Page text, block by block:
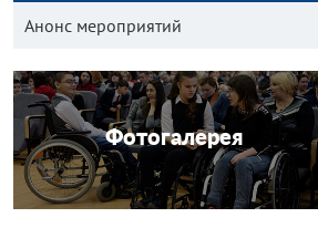
Анонс мероприятий
Фотогалерея